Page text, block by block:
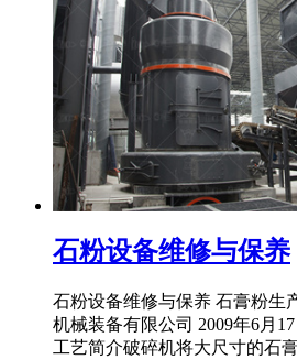
石粉设备维修与保养
石粉设备维修与保养 石膏粉生
机械装备有限公司 2009年6月
工艺简介破碎机将大尺寸的石